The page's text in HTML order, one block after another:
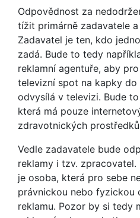
Odpovědnost za
tížit primárně zadavatele
Zadavatel je ten, kdo
zadá. Bude to tedy
reklamní agentuře, aby
televizní spot na kapky
odvysílá v televizi. Bude
která má pouze
zdravotnických
Vedle zadavatele bude
reklamy i tzv.
je osoba, která pro sebe
právnickou nebo fyzickou
reklamu. Pozor by si tedy